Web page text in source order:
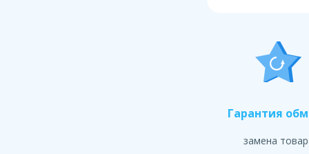
Гарантия
замена